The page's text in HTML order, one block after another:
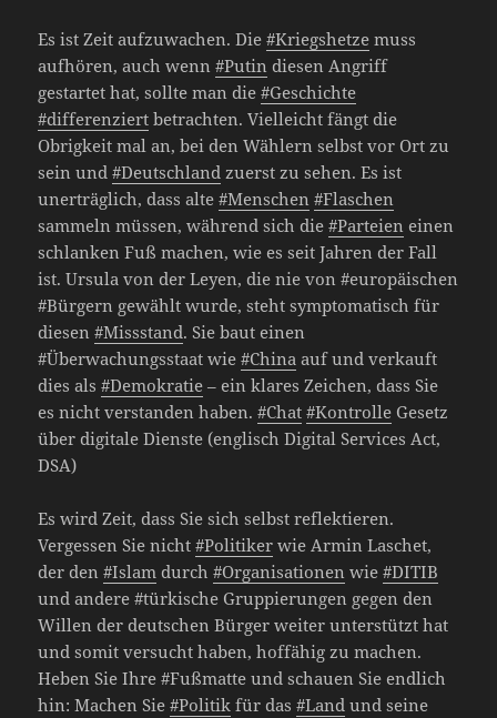
Es ist Zeit aufzuwachen. Die#Kriegshetze muss
aufhören, auch wenn#Putin diesen Angriff
gestartet hat, sollte man die#Geschichte
#differenziert betrachten. Vielleicht fängt die
Obrigkeit mal an, bei den Wählern selbst vor Ort zu
sein und#Deutschland zuerst zu sehen. Es ist
unerträglich, dass alte#Menschen #Flaschen
sammeln müssen, während sich die#Parteien einen
schlanken Fuß machen, wie es seit Jahren der Fall
ist. Ursula von der Leyen, die nie von #europäischen
#Bürgern gewählt wurde, steht symptomatisch für
diesen#Missstand. Sie baut einen
#Überwachungsstaat wie#China auf und verkauft
dies als#Demokratie – ein klares Zeichen, dass Sie
es nicht verstanden haben.#Chat #Kontrolle Gesetz
über digitale Dienste (englisch Digital Services Act,
DSA)
Es wird Zeit, dass Sie sich selbst reflektieren.
Vergessen Sie nicht#Politiker wie Armin Laschet,
der den#Islam durch#Organisationen wie#DITIB
und andere #türkische Gruppierungen gegen den
Willen der deutschen Bürger weiter unterstützt hat
und somit versucht haben, hoffähig zu machen.
Heben Sie Ihre #Fußmatte und schauen Sie endlich
hin: Machen Sie#Politik für das#Land und seine